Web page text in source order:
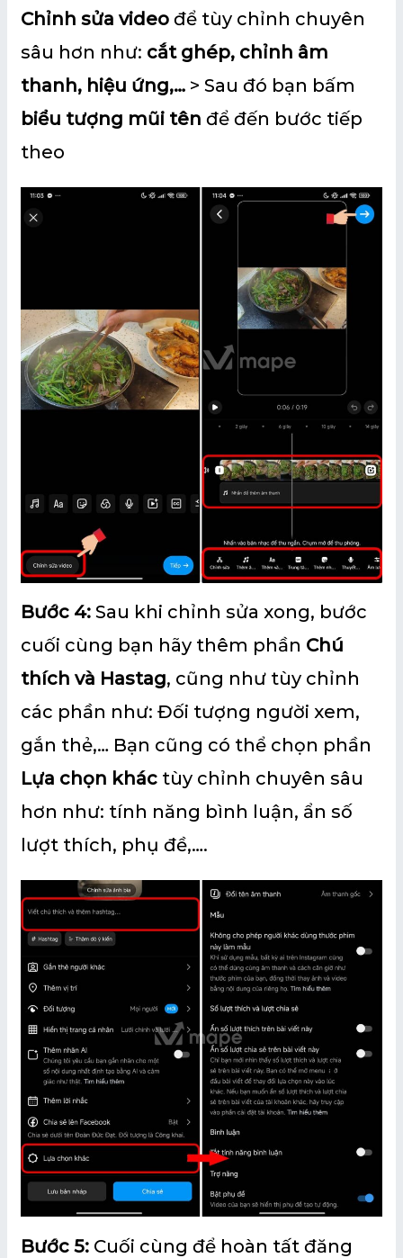
Chỉnh sửa videođể tùy chỉnh chuyên
sâu hơn như: cắt ghép, chỉnh âm
thanh, hiệu ứng,…> Sau đó bạn bấm
biểu tượng mũi tên để đến bước tiếp
theo
Bước 4:Sau khi chỉnh sửa xong, bước
cuối cùng bạn hãy thêm phần Chú
thích và Hastag, cũng như tùy chỉnh
các phần như: Đối tượng người xem,
gắn thẻ,… Bạn cũng có thể chọn phần
Lựa chọn kháctùy chỉnh chuyên sâu
hơn như: tính năng bình luận, ẩn số
lượt thích, phụ đề,….
Bước 5:Cuối cùng để hoàn tất đăng